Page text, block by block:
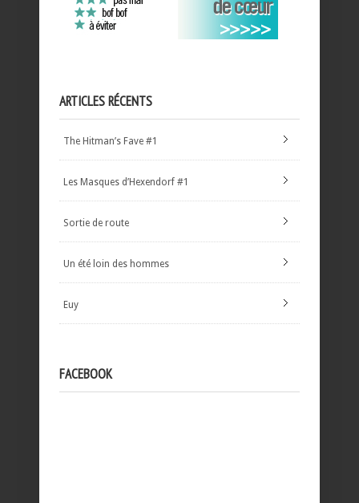
ARTICLES RÉCENTS
The Hitman’s Fave #1
Les Masques d’Hexendorf #1
Sortie de route
Un été loin des hommes
Euy
FACEBOOK